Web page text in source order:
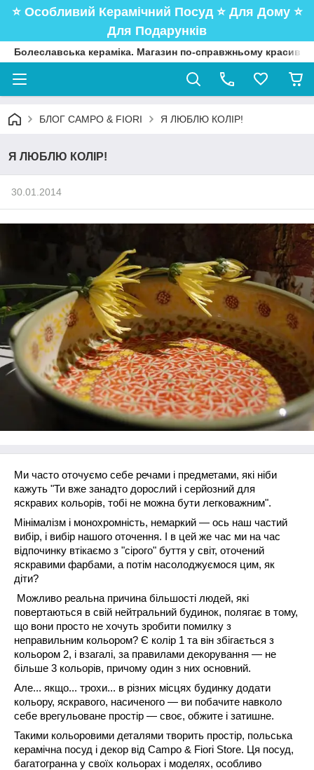
⭐️ Особливий Керамічний Посуд ⭐️ Для Дому ⭐️
Для Подарунків
Болеславська кераміка. Магазин по-справжньому
БЛОГ CAMPO & FIORI Я ЛЮБЛЮ КОЛІР!
Я ЛЮБЛЮ КОЛІР!
30.01.2014
Ми часто оточуємо себе речами і предметами, які ніби
кажуть "Ти вже занадто дорослий і серйозний для
яскравих кольорів, тобі не можна бути легковажним".
Мінімалізм і монохромність, немаркий ― ось наш частий
вибір, і вибір нашого оточення. І в цей же час ми на час
відпочинку втікаємо з "сірого" буття у світ, оточений
яскравими фарбами, а потім насолоджуємося цим, як
діти?
Можливо реальна причина більшості людей, які
повертаються в свій нейтральний будинок, полягає в тому,
що вони просто не хочуть зробити помилку з
неправильним кольором? Є колір 1 та він збігається з
кольором 2, і взагалі, за правилами декорування ― не
більше 3 кольорів, причому один з них основний.
Але... якщо... трохи... в різних місцях будинку додати
кольору, яскравого, насиченого ― ви побачите навколо
себе врегульоване простір ― своє, обжите і затишне.
Такими кольоровими деталями творить простір, польська
керамічна посуд і декор від Campo & Fiori Store. Ця посуд,
багатогранна у своїх кольорах і моделях, особливо